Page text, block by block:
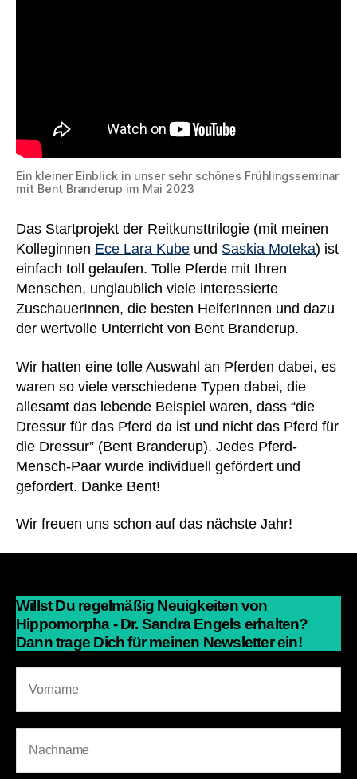
Ein kleiner Einblick in unser sehr schönes Frühlingsseminar
mit Bent Branderup im Mai 2023
Das Startprojekt der Reitkunsttrilogie (mit meinen
Kolleginnen Ece Lara Kube und Saskia Moteka) ist
einfach toll gelaufen. Tolle Pferde mit Ihren
Menschen, unglaublich viele interessierte
ZuschauerInnen, die besten HelferInnen und dazu
der wertvolle Unterricht von Bent Branderup.
Wir hatten eine tolle Auswahl an Pferden dabei, es
waren so viele verschiedene Typen dabei, die
allesamt das lebende Beispiel waren, dass “die
Dressur für das Pferd da ist und nicht das Pferd für
die Dressur” (Bent Branderup). Jedes Pferd-
Mensch-Paar wurde individuell gefördert und
gefordert. Danke Bent!
Wir freuen uns schon auf das nächste Jahr!
Willst Du regelmäßig Neuigkeiten von
Hippomorpha - Dr. Sandra Engels erhalten?
Dann trage Dich für meinen Newsletter ein!